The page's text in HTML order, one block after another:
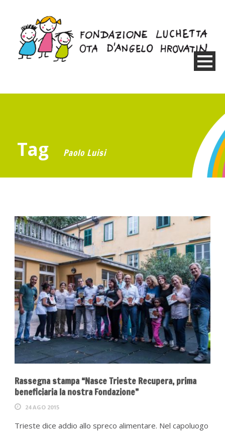
Tag Paolo Luisi
Rassegna stampa “Nasce Trieste Recupera, prima
beneficiaria la nostra Fondazione”
24 AGO 2015
Trieste dice addio allo spreco alimentare. Nel capoluogo